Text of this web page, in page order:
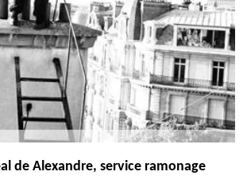
de Alexandre, service ramonage